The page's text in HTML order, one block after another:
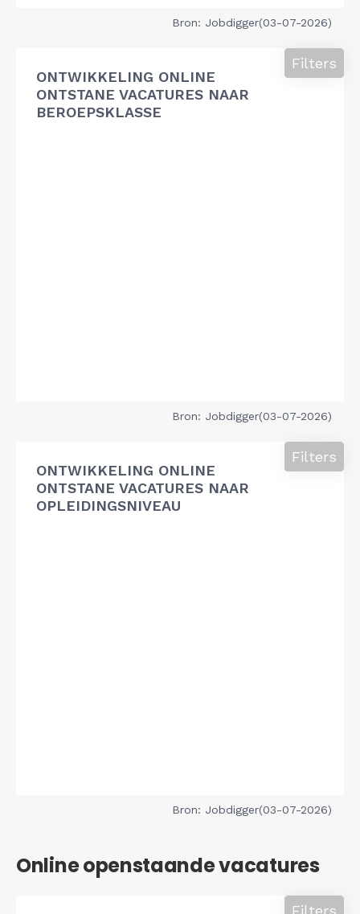
Bron: Jobdigger(03-07-2026)
ONTWIKKELING ONLINE
ONTSTANE VACATURES NAAR
BEROEPSKLASSE
Filters
Bron: Jobdigger(03-07-2026)
ONTWIKKELING ONLINE
ONTSTANE VACATURES NAAR
OPLEIDINGSNIVEAU
Filters
Bron: Jobdigger(03-07-2026)
Online openstaande vacatures
Filters